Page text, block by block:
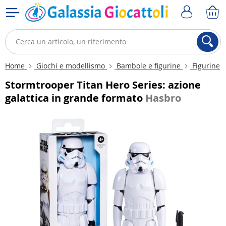
Home Giochi e modellismo Bambole e figurine Figurine
Stormtrooper Titan Hero Series: azione
galattica in grande formato Hasbro